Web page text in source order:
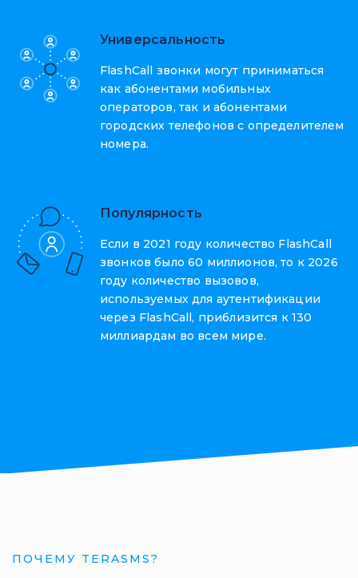
Универсальность
FlashCall звонки могут приниматься
как абонентами мобильных
операторов, так и абонентами
городских телефонов с определителем
номера.
Популярность
Если в 2021 году количество FlashCall
звонков было 60 миллионов, то к 2026
году количество вызовов,
используемых для аутентификации
через FlashCall, приблизится к 130
миллиардам во всем мире.
ПОЧЕМУ TERASMS?